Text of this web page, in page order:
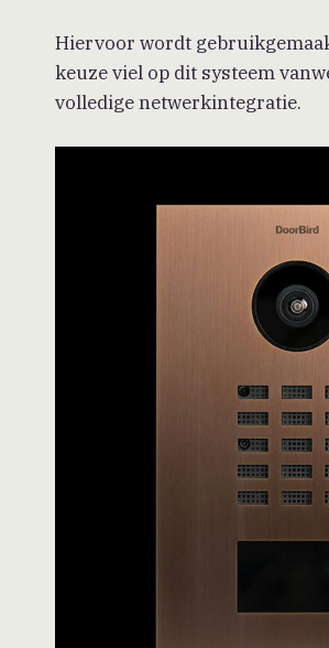
Hiervoor wordt
keuze viel op dit systeem
volledige netwerkintegratie.